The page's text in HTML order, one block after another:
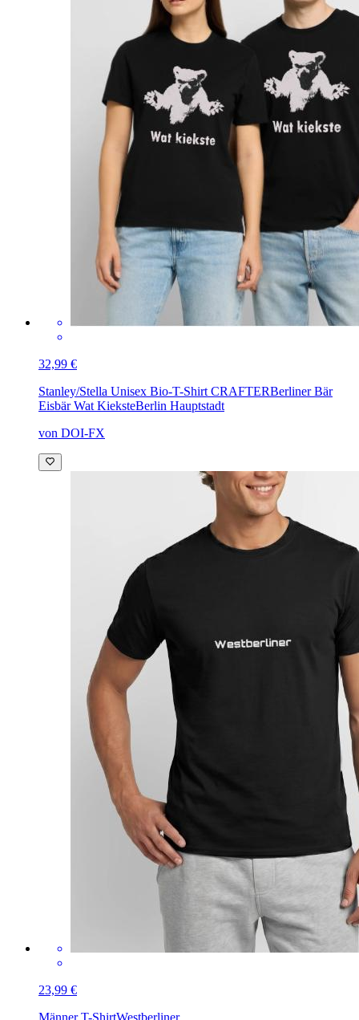
32,99 €
Stanley/Stella Unisex Bio-T-Shirt CRAFTERBerliner Bär
Eisbär Wat KieksteBerlin Hauptstadt
von DOI-FX
23,99 €
Männer T-ShirtWestberliner